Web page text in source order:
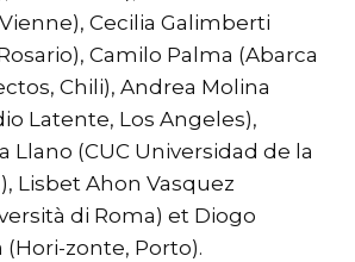
Cecilia Galimberti
Camilo Palma (Abarca
Chili), Andrea Molina
Latente, Los Angeles),
Llano (CUC Universidad de la
Lisbet Ahon Vasquez
di Roma) et Diogo
(Hori-zonte, Porto).